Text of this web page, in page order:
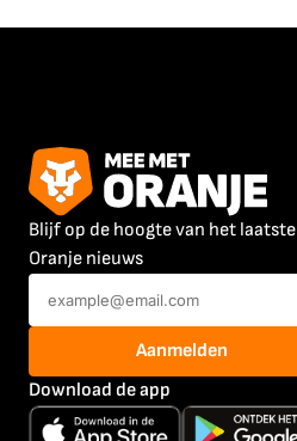
Blijf op de hoogte van het laatste
Oranje nieuws
Aanmelden
Download de app